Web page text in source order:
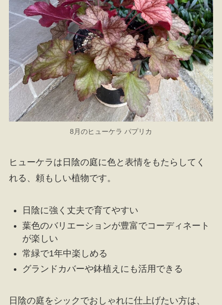
8月のヒューケラ パプリカ
ヒューケラは日陰の庭に色と表情をもたらしてく
れる、頼もしい植物です。
日陰に強く丈夫で育てやすい
葉色のバリエーションが豊富でコーディネート
が楽しい
常緑で1年中楽しめる
グランドカバーや鉢植えにも活用できる
日陰の庭をシックでおしゃれに仕上げたい方は、